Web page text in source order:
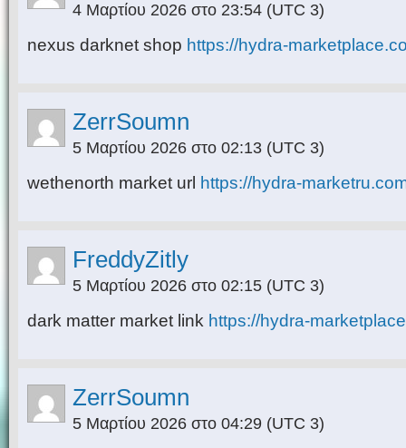
4 Μαρτίου 2026 στο 23:54 (UTC 3)
nexus darknet shop https://hydra-
ZerrSoumn
5 Μαρτίου 2026 στο 02:13 (UTC 3)
wethenorth market url https://hydra-
FreddyZitly
5 Μαρτίου 2026 στο 02:15 (UTC 3)
dark matter market link https://hydra-
ZerrSoumn
5 Μαρτίου 2026 στο 04:29 (UTC 3)